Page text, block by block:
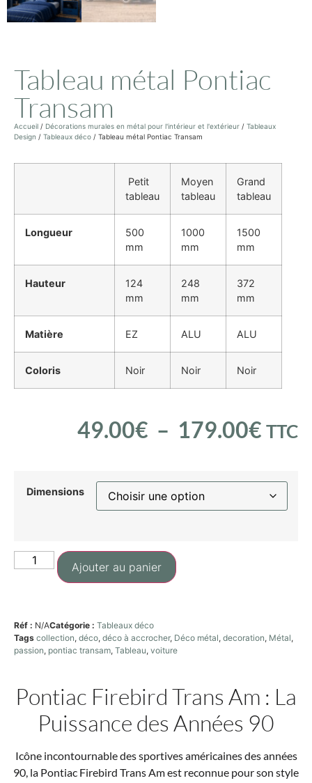
Tableau métal Pontiac
Transam
Accueil / Décorations murales en métal pour l'intérieur et l'extérieur / Tableaux
Design / Tableaux déco / Tableau métal Pontiac Transam
Petit
tableau
Moyen
tableau
Grand
tableau
Longueur
500
mm
1000
mm
1500
mm
Hauteur
124
mm
248
mm
372
mm
Matière EZ ALU ALU
Coloris Noir Noir Noir
49.00€ – 179.00€ TTC
Dimensions
Ajouter au panier
Réf : N/ACatégorie : Tableaux déco
Tags collection, déco, déco à accrocher, Déco métal, decoration, Métal,
passion, pontiac transam, Tableau, voiture
Pontiac Firebird Trans Am : La
Puissance des Années 90
Icône incontournable des sportives américaines des années
90, la Pontiac Firebird Trans Am est reconnue pour son style